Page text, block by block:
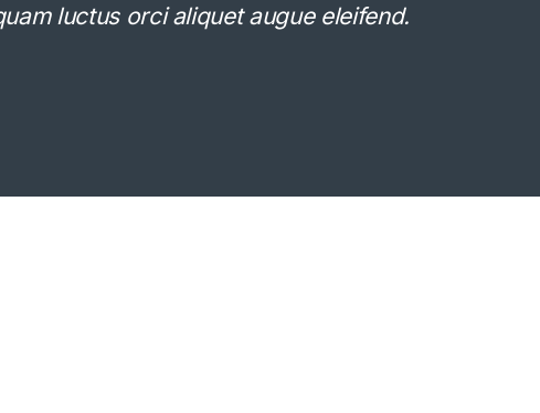
luctus orci aliquet augue eleifend.